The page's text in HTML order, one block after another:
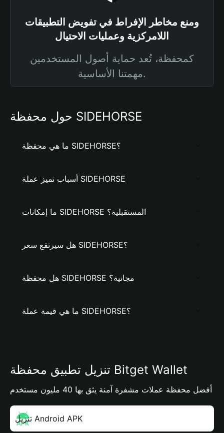
ومنع مخاطر الإفراط في تفويض التطبيقات
اللامركزية وعمليات الاحتيال
كمحفظة، تُعد حماية أصول المستخدمين
مهمتنا الأساسية.
حول محفظة SIDEHORSE
ما هي محفظة SIDEHORSE؟
أسباب تميز عملة SIDEHORSE
ما إمكانات SIDEHORSE المستقبلية؟
هل سيرتفع سعر SIDEHORSE؟
هل محفظة SIDEHORSE مجانية؟
ما هي قيمة عملة SIDEHORSE؟
تنزيل تطبيق محفظة Bitget Wallet
أفضل محفظة عملات مشفرة آمنة يثق بها 40 مليون مستخدم
تنزيل Android APK